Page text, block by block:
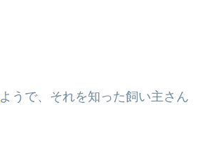
ようで、それを知った飼い主さん